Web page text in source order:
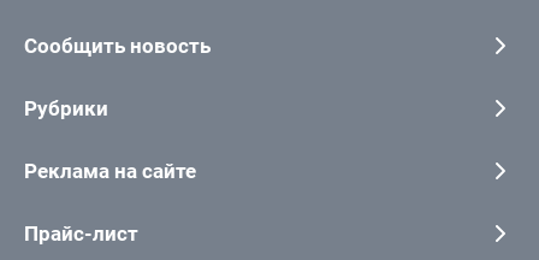
Сообщить новость
Рубрики
Реклама на сайте
Прайс-лист